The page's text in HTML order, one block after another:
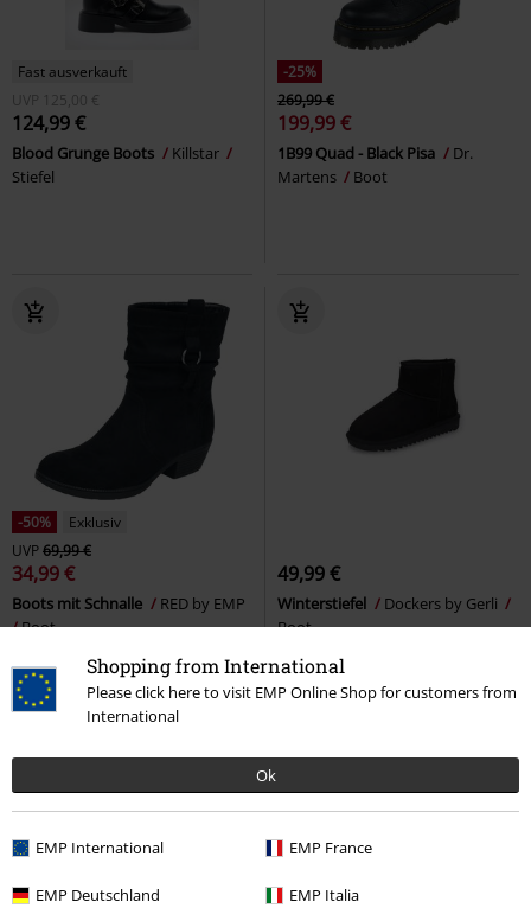
Shopping from International
Please click here to visit EMP Online Shop for customers from
International
Ok
EMP International EMP France
EMP Deutschland EMP Italia
Fast ausverkauft
UVP
125,00 €
124,99 €
Blood Grunge Boots
Killstar
Stiefel
-25%
269,99 €
199,99 €
1B99 Quad - Black Pisa
Dr.
Martens
Boot
-50%
Exklusiv
UVP69,99 €
34,99 €
Boots mit Schnalle
RED by EMP
Boot
49,99 €
Winterstiefel
Dockers by Gerli
Boot